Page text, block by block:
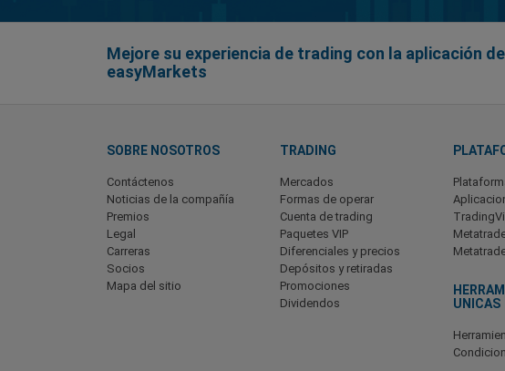
Mejore su experiencia de trading con la aplicación de
easyMarkets
SOBRE NOSOTROS
Contáctenos
Noticias de la compañía
Premios
Legal
Carreras
Socios
Mapa del sitio
TRADING
Mercados
Formas de operar
Cuenta de trading
Paquetes VIP
Diferenciales y precios
Depósitos y retiradas
Promociones
Dividendos
UNICAS